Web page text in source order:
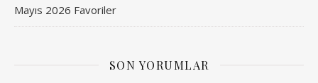
Mayıs 2026 Favoriler
SON YORUMLAR